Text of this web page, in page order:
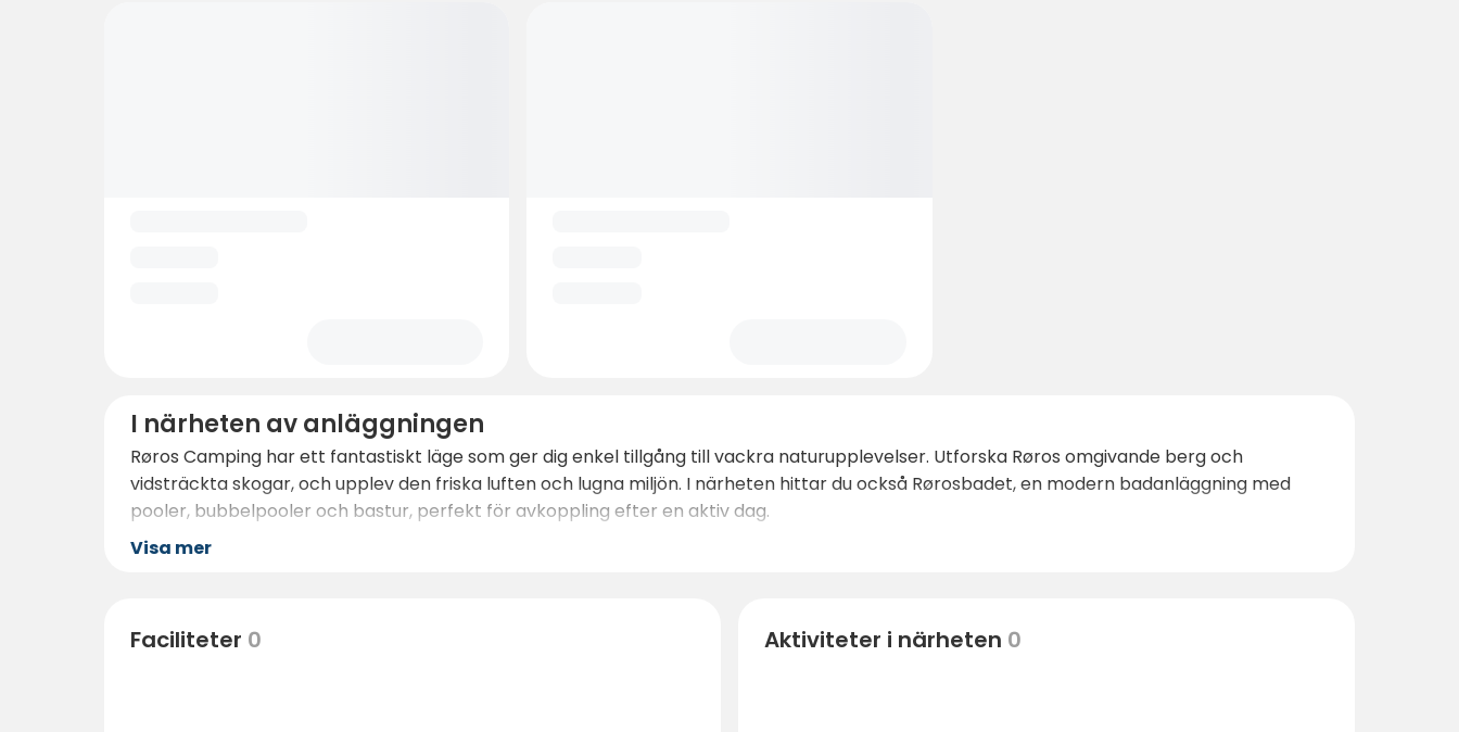
I närheten av anläggningen
Røros Camping har ett fantastiskt läge som ger dig enkel tillgång till vackra naturupplevelser. Utforska Røros omgivande berg och
vidsträckta skogar, och upplev den friska luften och lugna miljön. I närheten hittar du också Rørosbadet, en modern badanläggning med
pooler, bubbelpooler och bastur, perfekt för avkoppling efter en aktiv dag.
Visa mer
Faciliteter 0 Aktiviteter i närheten 0